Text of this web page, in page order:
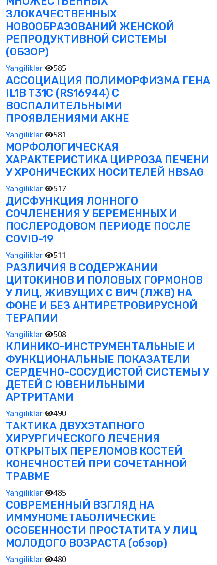
ЗЛОКАЧЕСТВЕННЫХ
НОВООБРАЗОВАНИЙ ЖЕНСКОЙ
РЕПРОДУКТИВНОЙ СИСТЕМЫ
(ОБЗОР)
Yangiliklar 585
АССОЦИАЦИЯ ПОЛИМОРФИЗМА ГЕНА
IL1B T31C (RS16944) С
ВОСПАЛИТЕЛЬНЫМИ
ПРОЯВЛЕНИЯМИ АКНЕ
Yangiliklar 581
МОРФОЛОГИЧЕСКАЯ
ХАРАКТЕРИСТИКА ЦИРРОЗА ПЕЧЕНИ
У ХРОНИЧЕСКИХ НОСИТЕЛЕЙ HBSAG
Yangiliklar 517
ДИСФУНКЦИЯ ЛОННОГО
СОЧЛЕНЕНИЯ У БЕРЕМЕННЫХ И
ПОСЛЕРОДОВОМ ПЕРИОДЕ ПОСЛЕ
COVID-19
Yangiliklar 511
РАЗЛИЧИЯ В СОДЕРЖАНИИ
ЦИТОКИНОВ И ПОЛОВЫХ ГОРМОНОВ
У ЛИЦ, ЖИВУЩИХ С ВИЧ (ЛЖВ) НА
ФОНЕ И БЕЗ АНТИРЕТРОВИРУСНОЙ
ТЕРАПИИ
Yangiliklar 508
КЛИНИКО-ИНСТРУМЕНТАЛЬНЫЕ И
ФУНКЦИОНАЛЬНЫЕ ПОКАЗАТЕЛИ
СЕРДЕЧНО-СОСУДИСТОЙ СИСТЕМЫ У
ДЕТЕЙ С ЮВЕНИЛЬНЫМИ
АРТРИТАМИ
Yangiliklar 490
ТАКТИКА ДВУХЭТАПНОГО
ХИРУРГИЧЕСКОГО ЛЕЧЕНИЯ
ОТКРЫТЫХ ПЕРЕЛОМОВ КОСТЕЙ
КОНЕЧНОСТЕЙ ПРИ СОЧЕТАННОЙ
ТРАВМЕ
Yangiliklar 485
СОВРЕМЕННЫЙ ВЗГЛЯД НА
ИММУНОМЕТАБОЛИЧЕСКИЕ
ОСОБЕННОСТИ ПРОСТАТИТА У ЛИЦ
МОЛОДОГО ВОЗРАСТА (обзор)
Yangiliklar 480